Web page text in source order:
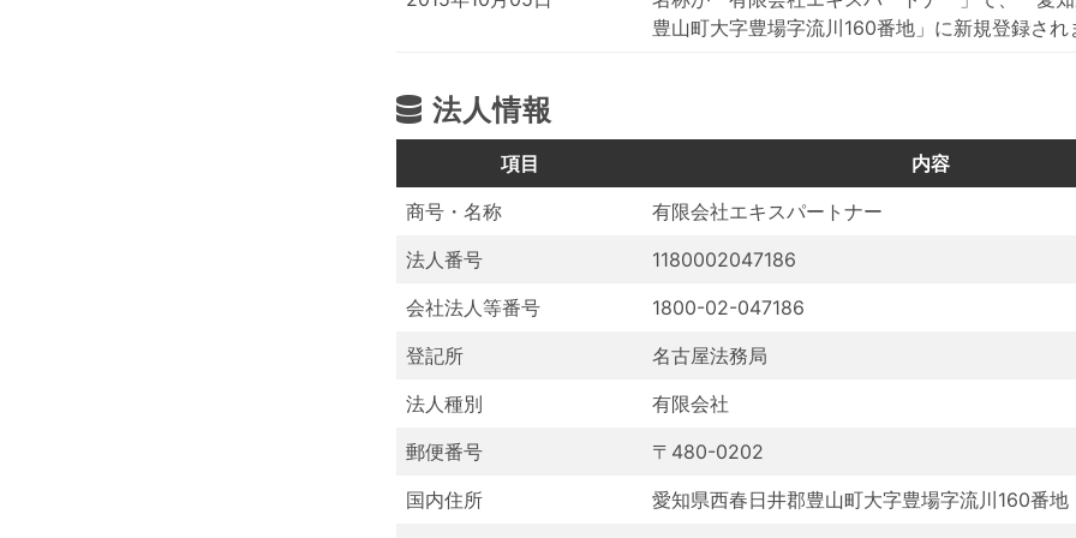
豊山町大字豊場字流川160番地」に新規登録され
法人情報
項目
内容
商号・名称
有限会社エキスパートナー
法人番号
1180002047186
会社法人等番号
1800-02-047186
登記所
名古屋法務局
法人種別
有限会社
郵便番号
〒480-0202
国内住所
愛知県西春日井郡豊山町大字豊場字流川160番地